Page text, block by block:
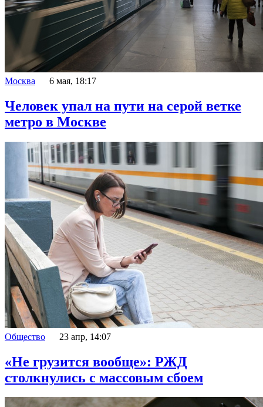
Москва 6 мая, 18:17
Человек упал на пути на серой ветке
метро в Москве
Общество 23 апр, 14:07
«Не грузится вообще»: РЖД
столкнулись с массовым сбоем